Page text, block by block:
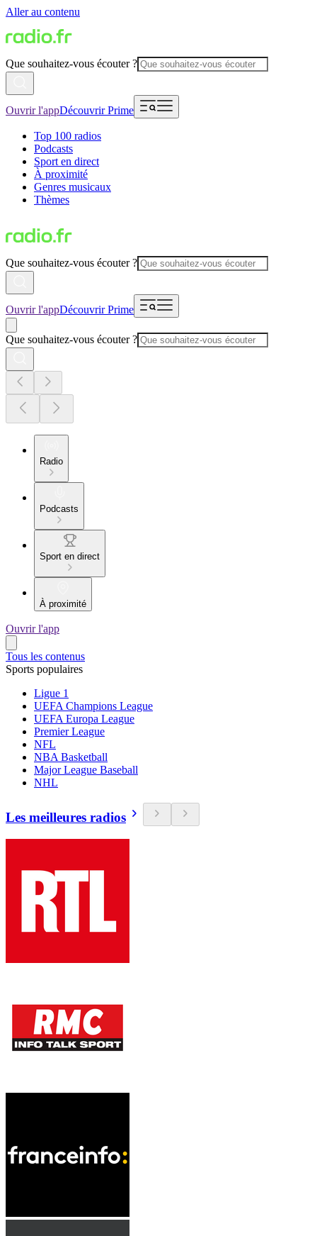
Aller au contenu
Que souhaitez-vous écouter ?
Ouvrir l'appDécouvrir Prime
Top 100 radios
Podcasts
Sport en direct
À proximité
Genres musicaux
Thèmes
Que souhaitez-vous écouter ?
Ouvrir l'appDécouvrir Prime
Que souhaitez-vous écouter ?
Radio
Podcasts
Sport en direct
À proximité
Ouvrir l'app
Tous les contenus
Sports populaires
Ligue 1
UEFA Champions League
UEFA Europa League
Premier League
NFL
NBA Basketball
Major League Baseball
NHL
Les meilleures radios